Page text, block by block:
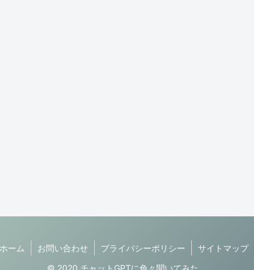
ホーム お問い合わせ プライバシーポリシー
サイトマップ